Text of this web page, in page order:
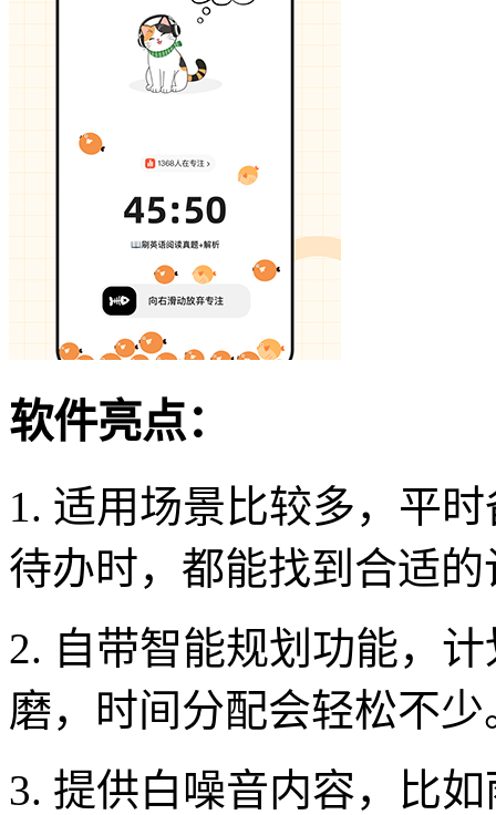
软件亮点：
1. 适用场景比较多，平
待办时，都能找到合适
2. 自带智能规划功能，
磨，时间分配会轻松不少
3. 提供白噪音内容，比